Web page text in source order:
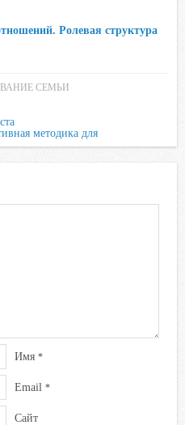
Ролевая структура
СЕМЬИ
методика для
Имя *
Email *
Сайт